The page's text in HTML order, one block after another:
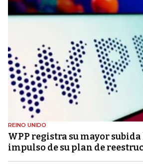
REINO UNIDO
WPP registra su mayor
impulso de su plan de